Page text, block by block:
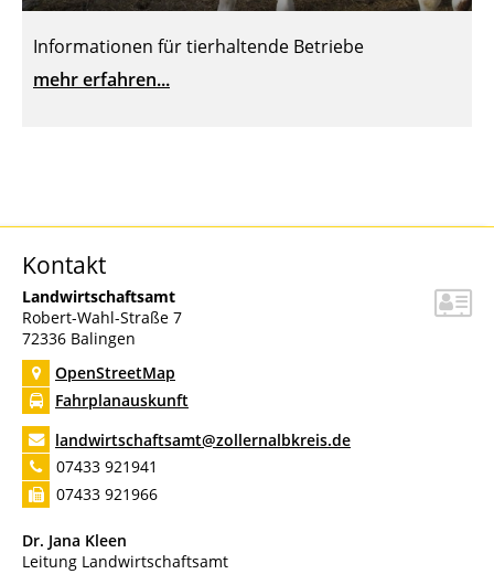
Kontakt
Landwirtschaftsamt
Robert-Wahl-Straße 7
72336 Balingen
OpenStreetMap
Fahrplanauskunft
landwirtschaftsamt@zollernalbkreis.de
07433 921941
07433 921966
Dr. Jana Kleen
Leitung Landwirtschaftsamt
Informationen für tierhaltende Betriebe
mehr erfahren...